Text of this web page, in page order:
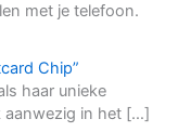
met je telefoon.
Chip”
haar unieke
aanwezig in het […]